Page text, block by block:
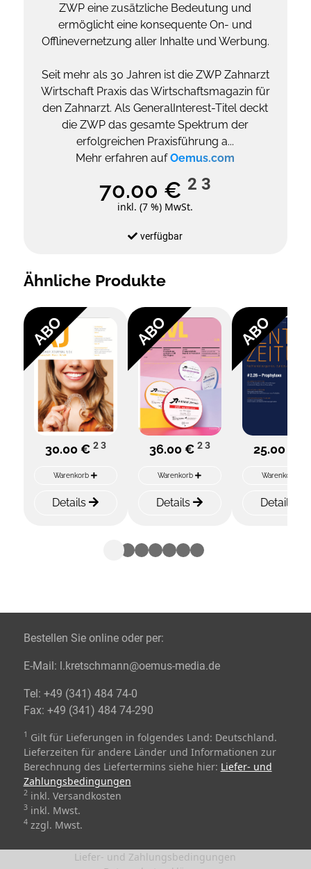
ZWP eine zusätzliche Bedeutung und
ermöglicht eine konsequente On- und
Offlinevernetzung aller Inhalte und Werbung.
Seit mehr als 30 Jahren ist die ZWP Zahnarzt
Wirtschaft Praxis das Wirtschaftsmagazin für
den Zahnarzt. Als GeneralInterest-Titel deckt
die ZWP das gesamte Spektrum der
erfolgreichen Praxisführung a...
Mehr erfahren aufOemus.com
70.00 € 2 3
inkl. (7 %) MwSt.
verfügbar
Ähnliche Produkte
ABO
30.00 € 2 3
Warenkorb
Details
ABO
36.00 € 2 3
Warenkorb
Details
ABO
25.00 €
Warenkorb
Details
Bestellen Sie online oder per:
E-Mail: l.kretschmann@oemus-media.de
Tel: +49 (341) 484 74-0
Fax: +49 (341) 484 74-290
1 Gilt für Lieferungen in folgendes Land: Deutschland.
Lieferzeiten für andere Länder und Informationen zur
Berechnung des Liefertermins siehe hier: Liefer- und
Zahlungsbedingungen
2inkl. Versandkosten
3inkl. Mwst.
4zzgl. Mwst.
Liefer- und Zahlungsbedingungen